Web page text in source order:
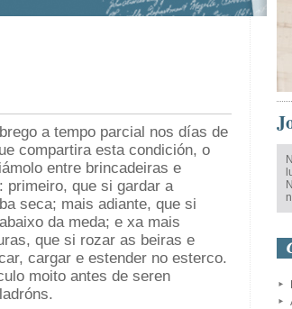
a tempo parcial nos días de
compartira esta condición, o
entre brincadeiras e
primeiro, que si gardar a
seca; mais adiante, que si
da meda; e xa mais
que si rozar as beiras e
cargar e estender no esterco.
moito antes de seren